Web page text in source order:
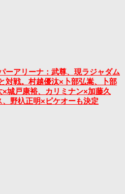
ーアリーナ：武尊、現ラジャダム
対戦。村越優汰×卜部弘嵩、卜部
城戸康裕、カリミナン×加藤久
野杁正明×ピケオーも決定